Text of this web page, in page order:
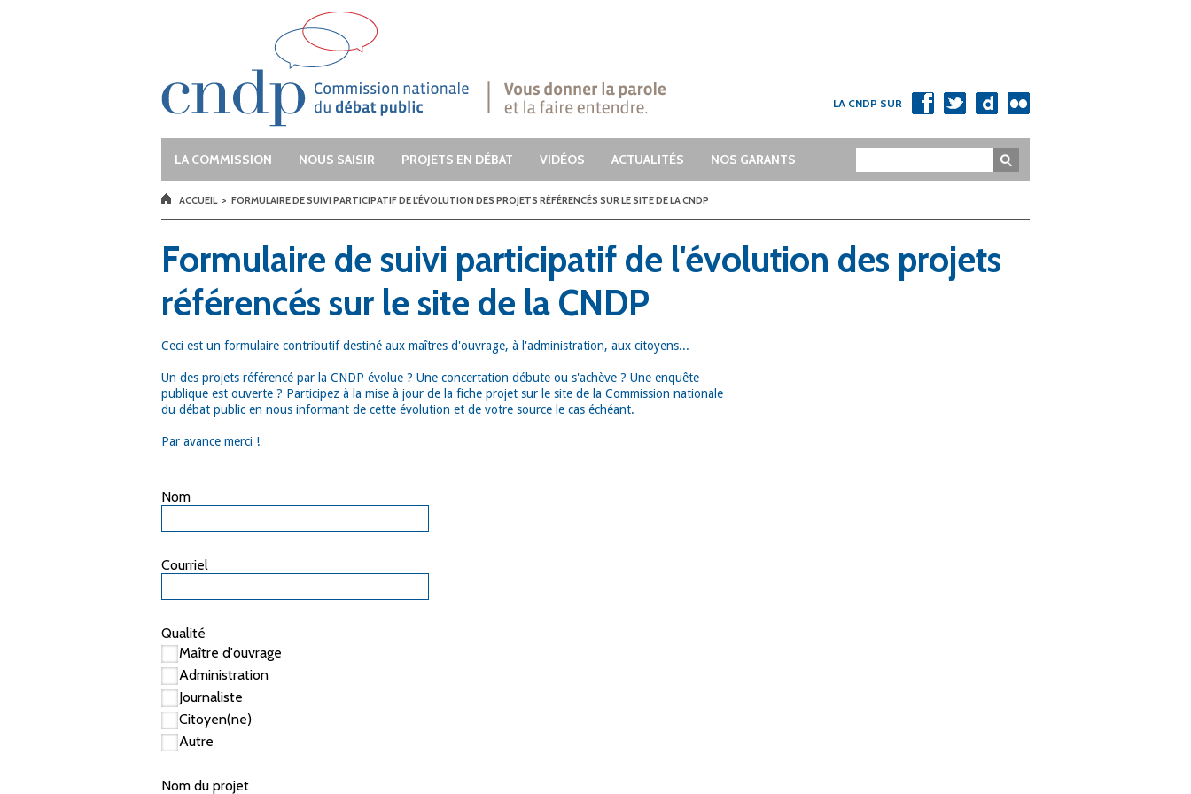
LA COMMISSION NOUS SAISIR PROJETS EN DÉBAT VIDÉOS ACTUALITÉS NOS GARANTS
LA CNDP SUR
VOUS ÊTES ICI
ACCUEIL > FORMULAIRE DE SUIVI PARTICIPATIF DE L'ÉVOLUTION DES PROJETS RÉFÉRENCÉS SUR LE SITE DE LA CNDP
Formulaire de suivi participatif de l'évolution des projets
référencés sur le site de la CNDP
Ceci est un formulaire contributif destiné aux maîtres d'ouvrage, à l'administration, aux citoyens...
Un des projets référencé par la CNDP évolue ? Une concertation débute ou s'achève ? Une enquête
publique est ouverte ? Participez à la mise à jour de la fiche projet sur le site de la Commission nationale
du débat public en nous informant de cette évolution et de votre source le cas échéant.
Par avance merci !
Nom
Courriel
Qualité
Maître d'ouvrage
Administration
Journaliste
Citoyen(ne)
Autre
Nom du projet